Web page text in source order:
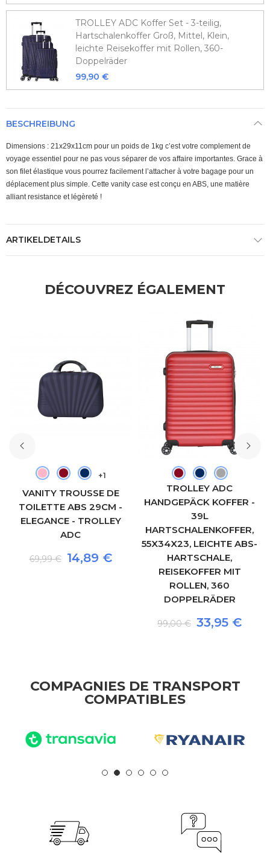
TROLLEY ADC Koffer Set - 3-teilig,
Hartschalenkoffer Groß, Mittel, Klein,
leichte Reisekoffer mit Rollen, 360-
Doppelräder
99,90 €
BESCHREIBUNG
Dimensions : 21x29x11cm pour un poids de 1kg c’est votre complement de
voyage essentiel pour ne pas vous séparer de vos affaire importantes. Grace à
son filet élastique vous pourrez facilement l’attacher à votre bagage pour un
déplacement plus simple. Cette vanity case est conçu en ABS, une matière
alliant resistance et légèreté !
ARTIKELDETAILS
DÉCOUVREZ ÉGALEMENT
+1
VANITY TROUSSE DE
TOILETTE ABS 29CM -
ELEGANCE - TROLLEY
ADC
69,99 € 14,89 €
TROLLEY ADC
HANDGEPÄCK KOFFER -
39L
HARTSCHALENKOFFER,
55X34X23, LEICHTE ABS-
HARTSCHALE,
REISEKOFFER MIT
ROLLEN, 360
DOPPELRÄDER
99,00 € 33,95 €
COMPAGNIES DE TRANSPORT
COMPATIBLES